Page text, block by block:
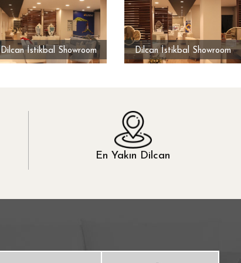
Dilcan İstikbal Showroom Dilcan İstikbal Showroom
En Yakın Dilcan